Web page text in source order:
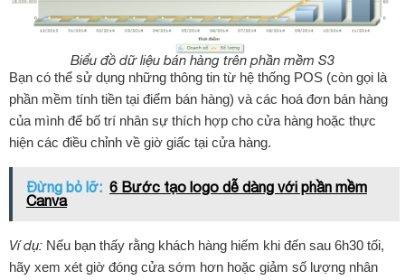
Biểu đồ dữ liệu bán hàng trên phần mềm S3
Bạn có thể sử dụng những thông tin từ hệ thống POS (còn gọi là
phần mềm tính tiền tại điểm bán hàng) và các hoá đơn bán hàng
của mình để bố trí nhân sự thích hợp cho cửa hàng hoặc thực
hiện các điều chỉnh về giờ giấc tại cửa hàng.
Đừng bỏ lỡ: 6 Bước tạo logo dễ dàng với phần mềm
Canva
Ví dụ: Nếu bạn thấy rằng khách hàng hiếm khi đến sau 6h30 tối,
hãy xem xét giờ đóng cửa sớm hơn hoặc giảm số lượng nhân